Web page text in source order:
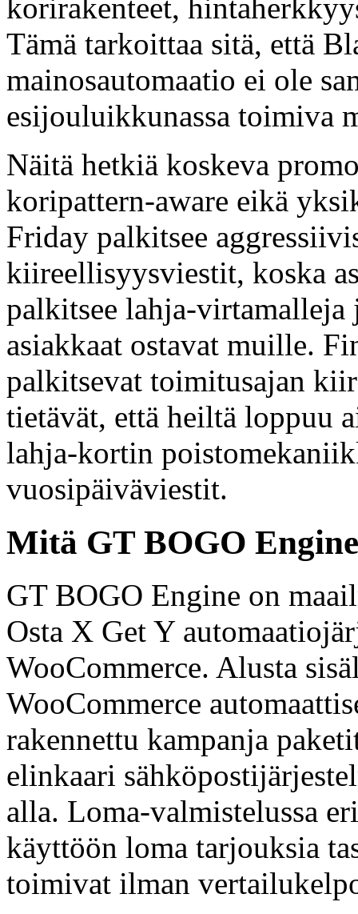
korirakenteet,
Tämä tarkoittaa sitä, että
mainosautomaatio ei ole
esijouluikkunassa toimiva
Näitä hetkiä koskeva
koripattern-aware eikä
Friday palkitsee
kiireellisyysviestit, koska
palkitsee lahja-
asiakkaat ostavat muille.
palkitsevat toimitusajan
tietävät, että heiltä loppuu
lahja-kortin
vuosipäiväviestit.
Mitä GT BOGO
GT BOGO Engine on
Osta X Get Y
WooCommerce. Alusta
WooCommerce
rakennettu kampanja
elinkaari
alla. Loma-valmistelussa
käyttöön loma tarjouksia
toimivat ilman